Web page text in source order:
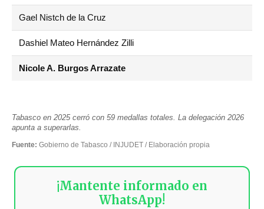
Gael Nistch de la Cruz
Dashiel Mateo Hernández Zilli
Nicole A. Burgos Arrazate
Tabasco en 2025 cerró con 59 medallas totales. La delegación 2026
apunta a superarlas.
Fuente: Gobierno de Tabasco / INJUDET / Elaboración propia
¡Mantente informado en
WhatsApp!